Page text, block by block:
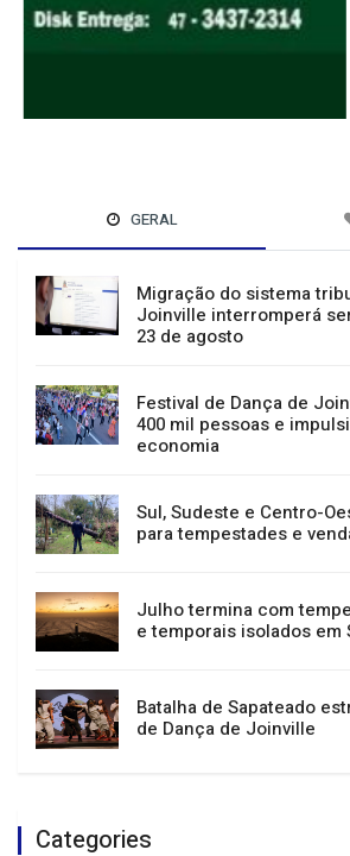
GERAL
Migração do sistema
Joinville interromperá
23 de agosto
Festival de Dança de
400 mil pessoas e
economia
Sul, Sudeste e Centro-
para tempestades e
Julho termina com
e temporais isolados em
de Dança de Joinville